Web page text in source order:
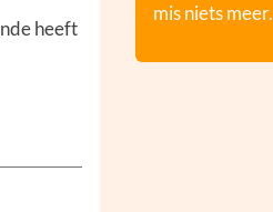
heeft
mis niets meer.